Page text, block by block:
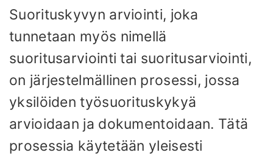
Suorituskyvyn arviointi, joka
tunnetaan myös nimellä
suoritusarviointi tai suoritusarviointi,
on järjestelmällinen prosessi, jossa
yksilöiden työsuorituskykyä
arvioidaan ja dokumentoidaan. Tätä
prosessia käytetään yleisesti